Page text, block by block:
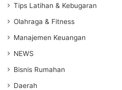
Tips Latihan & Kebugaran
Olahraga & Fitness
Manajemen Keuangan
NEWS
Bisnis Rumahan
Daerah